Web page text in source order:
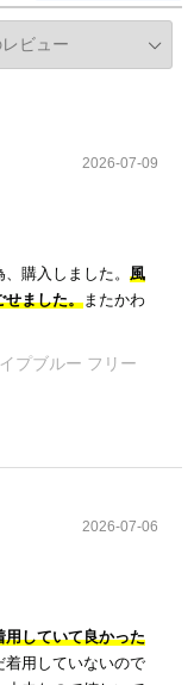
2026-07-09
購入しました。 風
せました。またかわ
プブルー フリー
2026-07-06
用していて良かった
着用していないので